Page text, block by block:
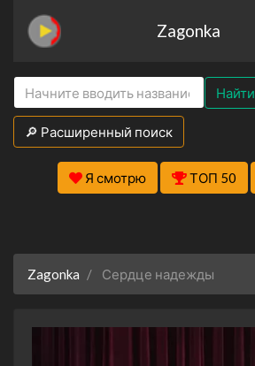
Zagonka
Найти
🔎 Расширенный поиск
Я смотрю ТОП 50
Zagonka Сердце надежды